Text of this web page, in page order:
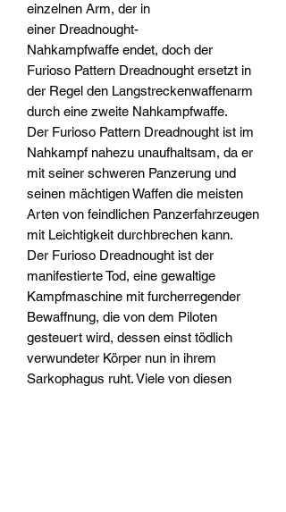
einzelnen Arm, der in
einer Dreadnought-
Nahkampfwaffe endet, doch der
Furioso Pattern Dreadnought ersetzt in
der Regel den Langstreckenwaffenarm
durch eine zweite Nahkampfwaffe.
Der Furioso Pattern Dreadnought ist im
Nahkampf nahezu unaufhaltsam, da er
mit seiner schweren Panzerung und
seinen mächtigen Waffen die meisten
Arten von feindlichen Panzerfahrzeugen
mit Leichtigkeit durchbrechen kann.
Der Furioso Dreadnought ist der
manifestierte Tod, eine gewaltige
Kampfmaschine mit furcherregender
Bewaffnung, die von dem Piloten
gesteuert wird, dessen einst tödlich
verwundeter Körper nun in ihrem
Sarkophagus ruht. Viele von diesen